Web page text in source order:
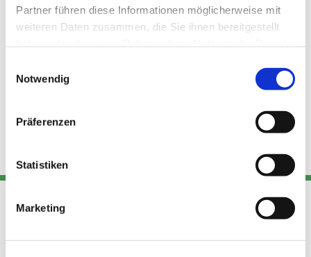
Partner führen diese Informationen möglicherweise mit
weiteren Daten zusammen, die Sie ihnen bereitgestellt
Notwendig
Präferenzen
Statistiken
Marketing
Adresse
Kont
Links